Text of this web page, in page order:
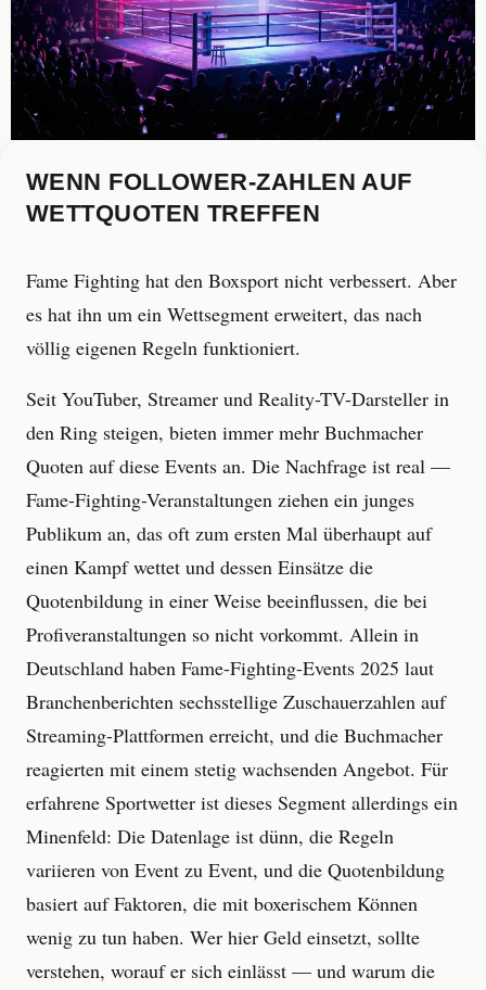
WENN FOLLOWER-ZAHLEN AUF
WETTQUOTEN TREFFEN
Fame Fighting hat den Boxsport nicht verbessert. Aber
es hat ihn um ein Wettsegment erweitert, das nach
völlig eigenen Regeln funktioniert.
Seit YouTuber, Streamer und Reality-TV-Darsteller in
den Ring steigen, bieten immer mehr Buchmacher
Quoten auf diese Events an. Die Nachfrage ist real —
Fame-Fighting-Veranstaltungen ziehen ein junges
Publikum an, das oft zum ersten Mal überhaupt auf
einen Kampf wettet und dessen Einsätze die
Quotenbildung in einer Weise beeinflussen, die bei
Profiveranstaltungen so nicht vorkommt. Allein in
Deutschland haben Fame-Fighting-Events 2025 laut
Branchenberichten sechsstellige Zuschauerzahlen auf
Streaming-Plattformen erreicht, und die Buchmacher
reagierten mit einem stetig wachsenden Angebot. Für
erfahrene Sportwetter ist dieses Segment allerdings ein
Minenfeld: Die Datenlage ist dünn, die Regeln
variieren von Event zu Event, und die Quotenbildung
basiert auf Faktoren, die mit boxerischem Können
wenig zu tun haben. Wer hier Geld einsetzt, sollte
verstehen, worauf er sich einlässt — und warum die